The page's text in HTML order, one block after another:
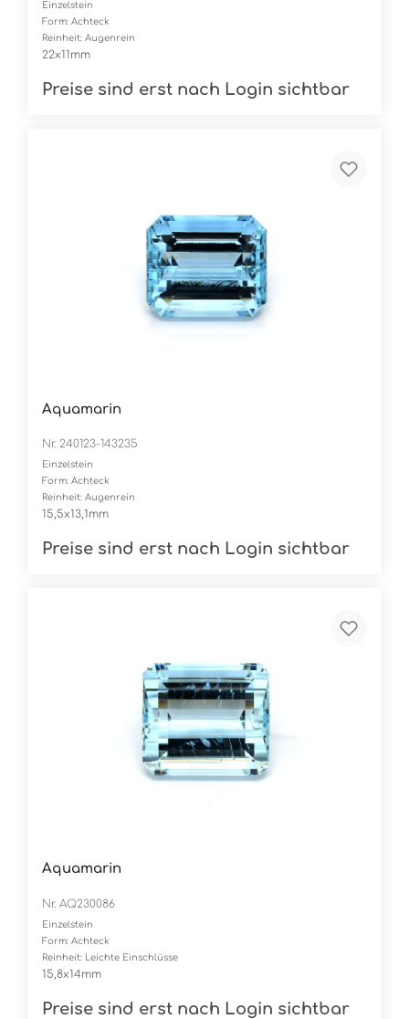
Einzelstein
Form: Achteck
Reinheit: Augenrein
22x11mm
Preise sind erst nach Login sichtbar
Aquamarin
Nr. 240123-143235
Einzelstein
Form: Achteck
Reinheit: Augenrein
15,5x13,1mm
Preise sind erst nach Login sichtbar
Aquamarin
Nr. AQ230086
Einzelstein
Form: Achteck
Reinheit: Leichte Einschlüsse
15,8x14mm
Preise sind erst nach Login sichtbar